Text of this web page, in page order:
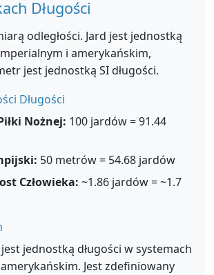
Długości
odległości. Jard jest jednostką
i amerykańskim,
jest jednostką SI długości.
Długości
Nożnej: 100 jardów = 91.44
50 metrów = 54.68 jardów
Człowieka: ~1.86 jardów = ~1.7
jest jednostką długości w systemach
Jest zdefiniowany